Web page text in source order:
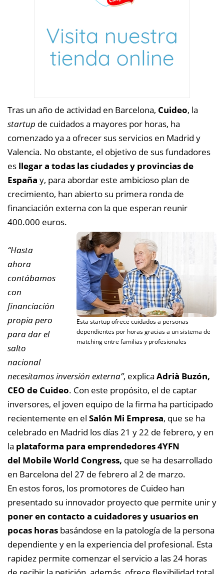
Tras un año de actividad en Barcelona, Cuideo, la
startup de cuidados a mayores por horas, ha
comenzado ya a ofrecer sus servicios en Madrid y
Valencia. No obstante, el objetivo de sus fundadores
es llegar a todas las ciudades y provincias de
España y, para abordar este ambicioso plan de
crecimiento, han abierto su primera ronda de
financiación externa con la que esperan reunir
400.000 euros.
Esta startup ofrece cuidados a personas
dependientes por horas gracias a un sistema de
matching entre familias y profesionales
“Hasta
ahora
contábamos
con
financiación
propia pero
para dar el
salto
nacional
necesitamos inversión externa”, explica Adrià Buzón,
CEO de Cuideo. Con este propósito, el de captar
inversores, el joven equipo de la firma ha participado
recientemente en el Salón Mi Empresa, que se ha
celebrado en Madrid los días 21 y 22 de febrero, y en
la plataforma para emprendedores 4YFN
del Mobile World Congress, que se ha desarrollado
en Barcelona del 27 de febrero al 2 de marzo.
En estos foros, los promotores de Cuideo han
presentado su innovador proyecto que permite unir y
poner en contacto a cuidadores y usuarios en
pocas horas basándose en la patología de la persona
dependiente y en la experiencia del profesional. Esta
rapidez permite comenzar el servicio a las 24 horas